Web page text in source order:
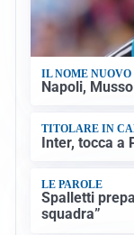
IL NOME NUOVO
Napoli,
TITOLARE IN
Inter, tocca a
LE PAROLE
Spalletti
squadra”